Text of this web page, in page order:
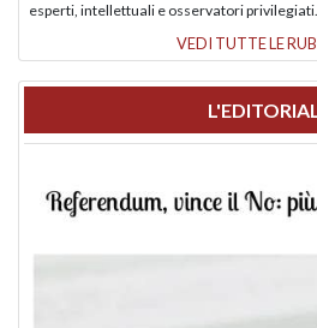
esperti, intellettuali e osservatori privilegiati.
VEDI TUTTE LE